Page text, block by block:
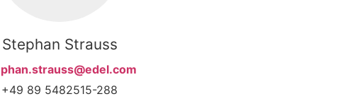
Stephan Strauss
+49 89 5482515-288